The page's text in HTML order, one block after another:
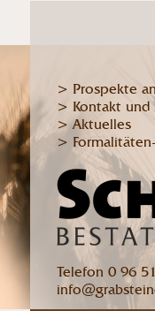
> Prospekte
> Kontakt und
> Aktuelles
>
Telefon 0 96